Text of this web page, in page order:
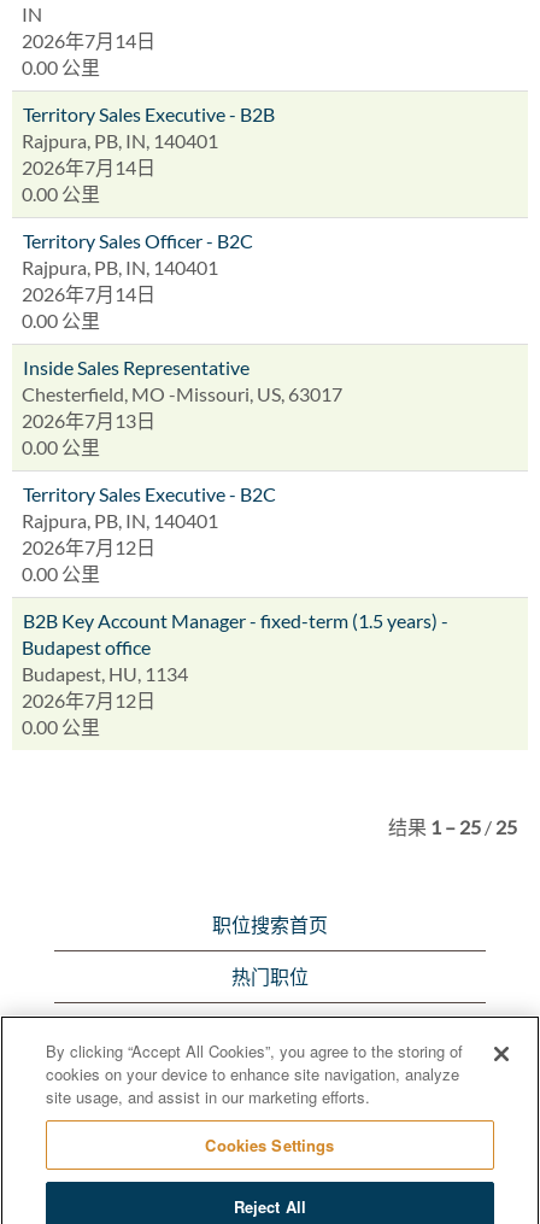
IN
2026年7月14日
0.00 公里
Territory Sales Executive - B2B
Rajpura, PB, IN, 140401
2026年7月14日
0.00 公里
Territory Sales Officer - B2C
Rajpura, PB, IN, 140401
2026年7月14日
0.00 公里
Inside Sales Representative
Chesterfield, MO -Missouri, US, 63017
2026年7月13日
0.00 公里
Territory Sales Executive - B2C
Rajpura, PB, IN, 140401
2026年7月12日
0.00 公里
B2B Key Account Manager - fixed-term (1.5 years) -
Budapest office
Budapest, HU, 1134
2026年7月12日
0.00 公里
结果 1 – 25 / 25
职位搜索首页
热门职位
Bunge.com
By clicking “Accept All Cookies”, you agree to the storing of
cookies on your device to enhance site navigation, analyze
site usage, and assist in our marketing efforts.
Cookies Settings
Reject All